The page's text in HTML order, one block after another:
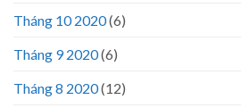
Tháng 10 2020(6)
Tháng 9 2020(6)
Tháng 8 2020(12)